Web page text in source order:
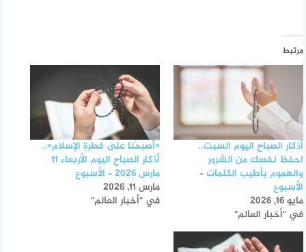
مرتبط
أذكار الصباح اليوم السبت..
احفظ نفسك من الشرور
والهموم بأطيب الكلمات –
الأسبوع
مايو 16, 2026
في "أخبار العالم"
«أَصبَحْنا على فِطرةِ الإسلامِ»..
أذكار الصباح اليوم الأربعاء 11
مارس 2026 – الأسبوع
مارس 11, 2026
في "أخبار العالم"